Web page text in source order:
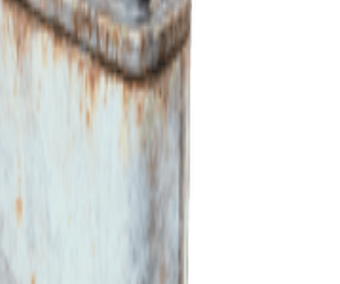
Árvore de habilidades
se